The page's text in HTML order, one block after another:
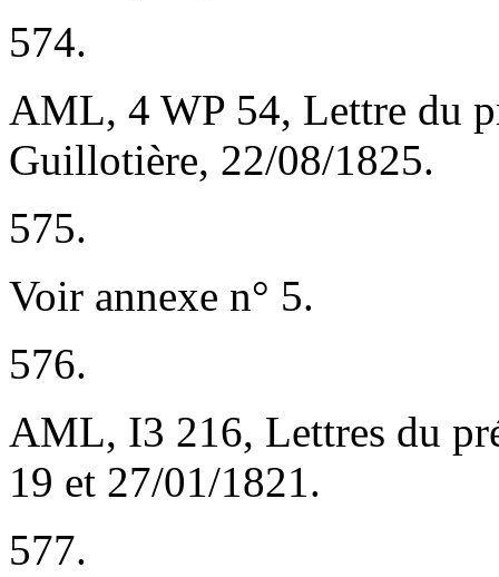
574.
AML, 4 WP 54, Lettre du
Guillotière, 22/08/1825.
575.
Voir annexe n° 5.
576.
AML, I3 216, Lettres du
19 et 27/01/1821.
577.